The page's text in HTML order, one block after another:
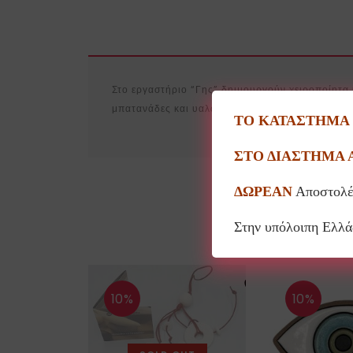
Στο εργαστήριο “Γης” δημιουργούν
μπατανάδες και υαλώματα. Οι κεραμικές
10% 10%
ΤΟ ΚΑΤΑΣΤΗΜΑ
ΣΤΟ ΔΙΑΣΤΗΜΑ
ΔΩΡΕΑΝ
Στην υπόλοιπη